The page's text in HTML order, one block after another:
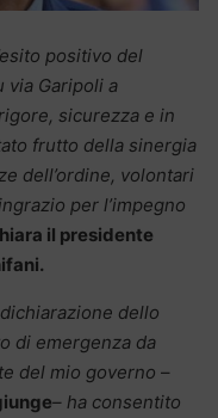
positivo del
via Garipoli a
sicurezza e in
frutto della sinergia
dell’ordine, volontari
per l’impegno
il presidente
dichiarazione dello
di emergenza da
del mio governo –
– ha consentito